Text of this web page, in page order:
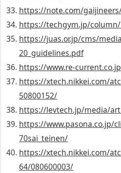
https://note.com/
https://techgym.jp/
https://juas.or.jp/cms/
20_guidelines.pdf
https://www.re-
https://xtech.nikkei.com/
50800152/
https://levtech.jp/media/
https://www.pasona.co.jp/
70sai_teinen/
https://xtech.nikkei.com/
64/080600003/